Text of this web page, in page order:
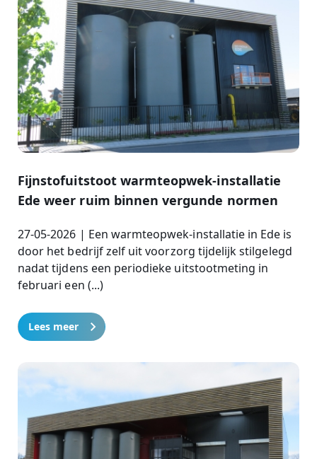
Fijnstofuitstoot warmteopwek-installatie
Ede weer ruim binnen vergunde normen
27-05-2026 | Een warmteopwek-installatie in Ede is
door het bedrijf zelf uit voorzorg tijdelijk stilgelegd
nadat tijdens een periodieke uitstootmeting in
februari een (...)
Lees meer